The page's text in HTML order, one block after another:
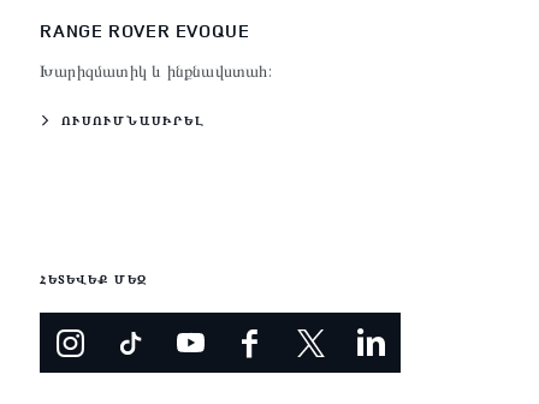
RANGE ROVER EVOQUE
Խարիզմատիկ և ինքնավստահ:
ՈՒՍՈՒՄՆԱՍԻՐԵԼ
ՀԵՏԵՎԵՔ ՄԵԶ